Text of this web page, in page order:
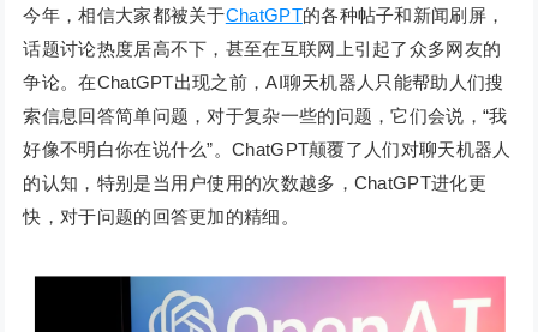
今年，相信大家都被关于ChatGPT的各种帖子和新闻刷屏，
话题讨论热度居高不下，甚至在互联网上引起了众多网友的
争论。在ChatGPT出现之前，AI聊天机器人只能帮助人们搜
索信息回答简单问题，对于复杂一些的问题，它们会说，“我
好像不明白你在说什么”。ChatGPT颠覆了人们对聊天机器人
的认知，特别是当用户使用的次数越多，ChatGPT进化更
快，对于问题的回答更加的精细。